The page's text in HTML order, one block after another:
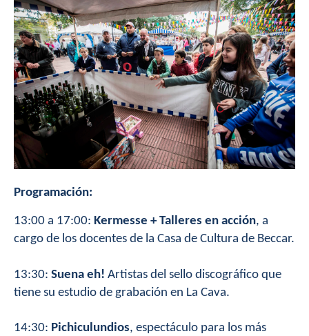
Programación:
13:00 a 17:00: Kermesse + Talleres en acción, a
cargo de los docentes de la Casa de Cultura de Beccar.
13:30: Suena eh! Artistas del sello discográfico que
tiene su estudio de grabación en La Cava.
14:30: Pichiculundios, espectáculo para los más